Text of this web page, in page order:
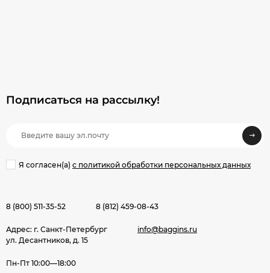
Подписаться на рассылкy!
Я согласен(a) с политикой обработки персональных данных
8 (800) 511-35-52 8 (812) 459-08-43
Адрес: г. Санкт-Петербург
ул. Десантников, д. 15
info@baggins.ru
Пн-Пт 10:00—18:00